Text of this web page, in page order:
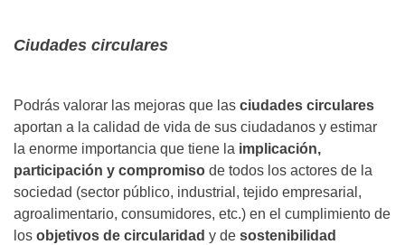
Ciudades circulares
Podrás valorar las mejoras que las ciudades circulares
aportan a la calidad de vida de sus ciudadanos y estimar
la enorme importancia que tiene la implicación,
participación y compromiso de todos los actores de la
sociedad (sector público, industrial, tejido empresarial,
agroalimentario, consumidores, etc.) en el cumplimiento de
los objetivos de circularidad y de sostenibilidad